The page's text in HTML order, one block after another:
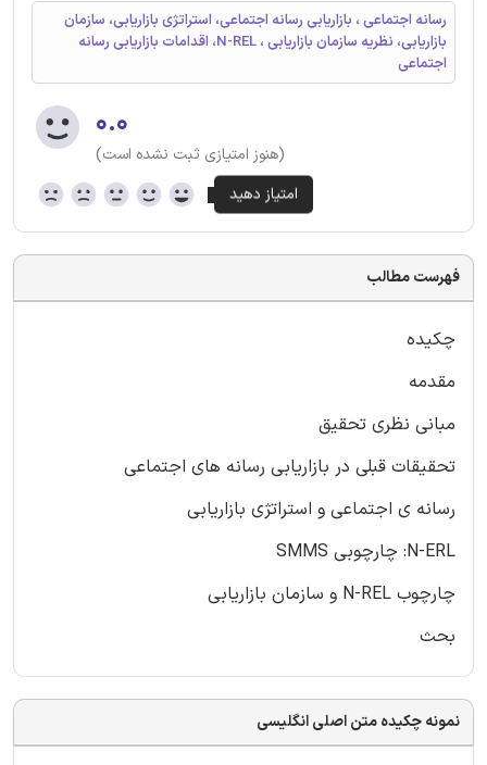
رسانه اجتماعی ، بازاریابی رسانه اجتماعی، استراتژی بازاریابی، سازمان
بازاریابی، نظریه سازمان بازاریابی ، N-REL، اقدامات بازاریابی رسانه
اجتماعی
۰.۰
(هنوز امتیازی ثبت نشده است)
فهرست مطالب
چکیده
مقدمه
مبانی نظری تحقیق
تحقیقات قبلی در بازاریابی رسانه های اجتماعی
رسانه ی اجتماعی و استراتژی بازاریابی
N-ERL: چارچوبی SMMS
چارچوب N-REL و سازمان بازاریابی
بحث
نمونه چکیده متن اصلی انگلیسی